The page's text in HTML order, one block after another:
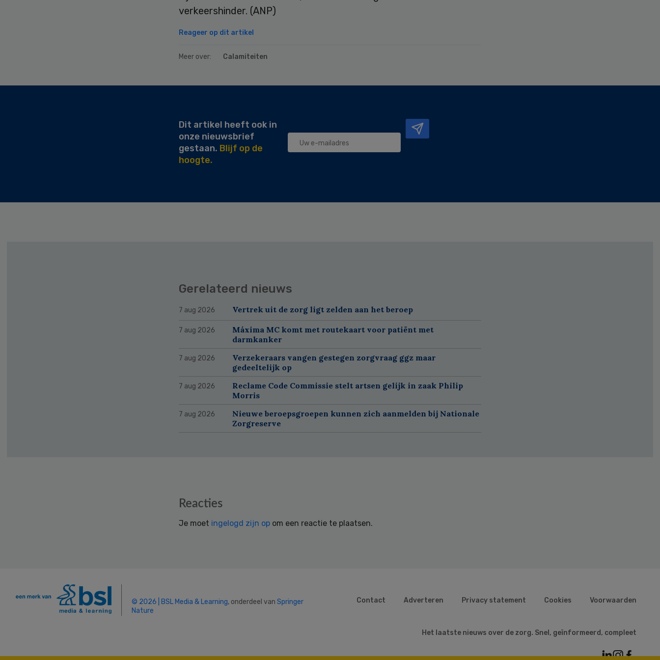
verkeershinder. (ANP)
Reageer op dit artikel
Meer over: Calamiteiten
Dit artikel heeft ook in
onze nieuwsbrief
gestaan. Blijf op de
hoogte.
Gerelateerd nieuws
7 aug 2026 Vertrek uit de zorg ligt zelden aan het beroep
7 aug 2026
Máxima MC komt met routekaart voor patiënt met
darmkanker
7 aug 2026
Verzekeraars vangen gestegen zorgvraag ggz maar
gedeeltelijk op
7 aug 2026
Reclame Code Commissie stelt artsen gelijk in zaak Philip
Morris
7 aug 2026
Nieuwe beroepsgroepen kunnen zich aanmelden bij Nationale
Zorgreserve
Reacties
Je moet ingelogd zijn op om een reactie te plaatsen.
© 2026 | BSL Media & Learning, onderdeel van Springer
Nature
Contact Adverteren Privacy statement Cookies Voorwaarden
Het laatste nieuws over de zorg. Snel, geïnformeerd, compleet